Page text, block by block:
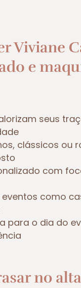
Viviane
e
seus
clássicos ou
com
como
para o dia do
no